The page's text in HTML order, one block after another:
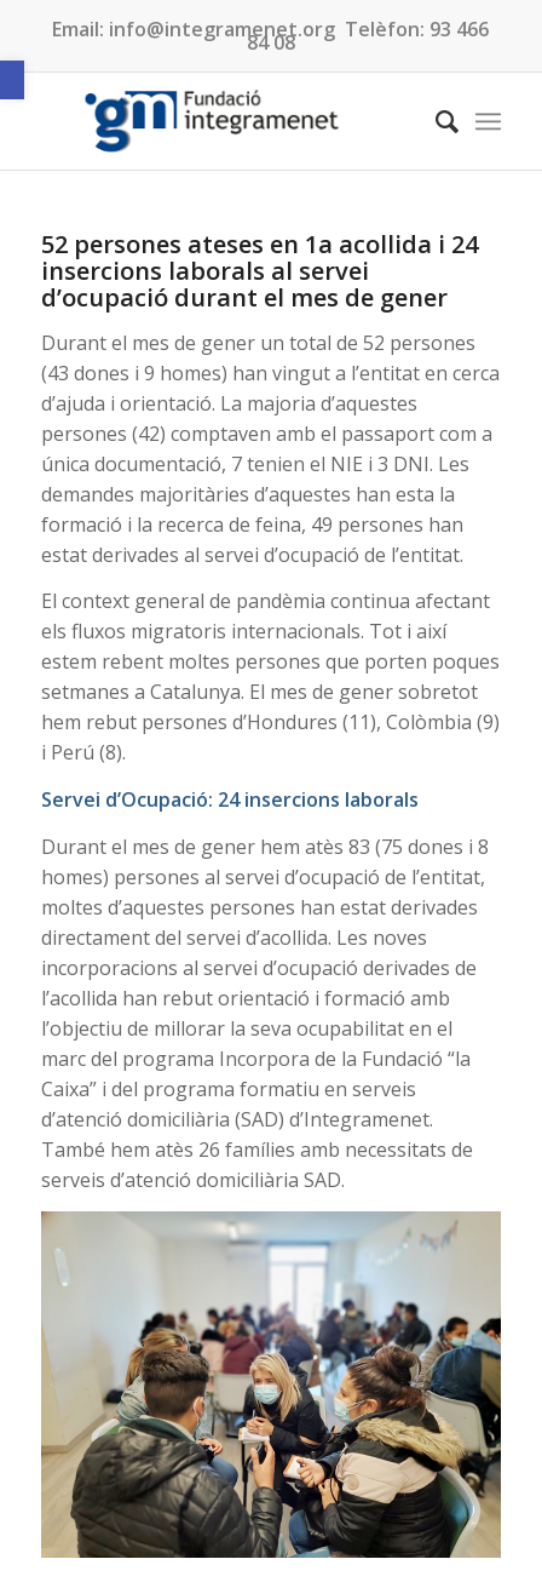
Obre la barra d'eines
Email: info@integramenet.org Telèfon: 93 466
84 08
52 persones ateses en 1a acollida i 24
insercions laborals al servei
d’ocupació durant el mes de gener
Durant el mes de gener un total de 52 persones
(43 dones i 9 homes) han vingut a l’entitat en cerca
d’ajuda i orientació. La majoria d’aquestes
persones (42) comptaven amb el passaport com a
única documentació, 7 tenien el NIE i 3 DNI. Les
demandes majoritàries d’aquestes han esta la
formació i la recerca de feina, 49 persones han
estat derivades al servei d’ocupació de l’entitat.
El context general de pandèmia continua afectant
els fluxos migratoris internacionals. Tot i així
estem rebent moltes persones que porten poques
setmanes a Catalunya. El mes de gener sobretot
hem rebut persones d’Hondures (11), Colòmbia (9)
i Perú (8).
Servei d’Ocupació: 24 insercions laborals
Durant el mes de gener hem atès 83 (75 dones i 8
homes) persones al servei d’ocupació de l’entitat,
moltes d’aquestes persones han estat derivades
directament del servei d’acollida. Les noves
incorporacions al servei d’ocupació derivades de
l’acollida han rebut orientació i formació amb
l’objectiu de millorar la seva ocupabilitat en el
marc del programa Incorpora de la Fundació “la
Caixa” i del programa formatiu en serveis
d’atenció domiciliària (SAD) d’Integramenet.
També hem atès 26 famílies amb necessitats de
serveis d’atenció domiciliària SAD.